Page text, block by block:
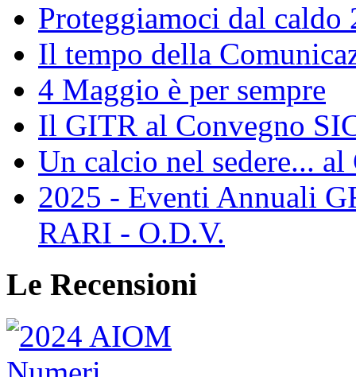
Proteggiamoci dal caldo
Il tempo della
4 Maggio è per sempre
Il GITR al Convegno
Un calcio nel sedere...
2025 - Eventi Annuali
RARI - O.D.V.
Le Recensioni